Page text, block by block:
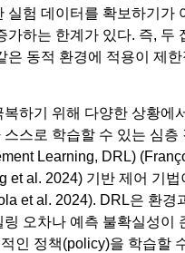
실험 데이터를 확보하기가
가하는 한계가 있다. 즉, 두
은 동적 환경에 적용이 제
하기 위해 다양한 상황에
스스로 학습할 수 있는 심층
Learning, DRL)
et al. 2024) 기반 제어 기법
et al. 2024). DRL은 환경
링 오차나 예측 불확실성이
인 정책(policy)을 학습할